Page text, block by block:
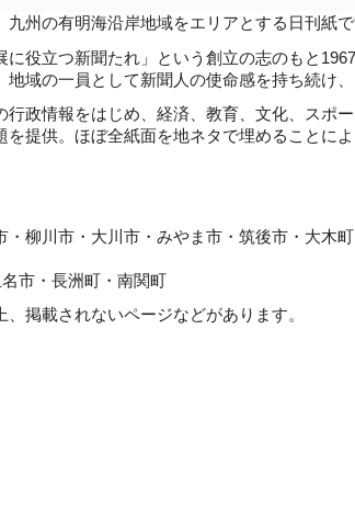
州の有明海沿岸地域をエリアとする日刊紙で
役立つ新聞たれ」という創立の志のもと
地域の一員として新聞人の使命感を持ち続け
政情報をはじめ、経済、教育、文化、スポ
を提供。ほぼ全紙面を地ネタで埋めることに
・大川市・みやま市・筑後市・大木町
・長洲町・南関町
掲載されないページなどがあります。